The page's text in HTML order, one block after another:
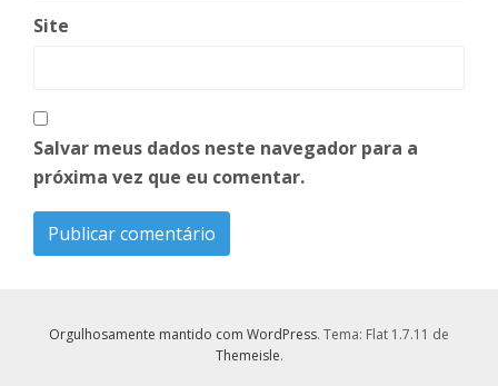
Site
Salvar meus dados neste navegador para a
próxima vez que eu comentar.
Orgulhosamente mantido com WordPress. Tema: Flat 1.7.11 de
Themeisle.